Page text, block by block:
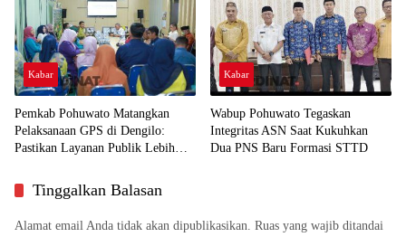
Kabar
Pemkab Pohuwato Matangkan
Pelaksanaan GPS di Dengilo:
Pastikan Layanan Publik Lebih
Kabar
Wabup Pohuwato Tegaskan
Integritas ASN Saat Kukuhkan
Dua PNS Baru Formasi STTD
Tinggalkan Balasan
Alamat email Anda tidak akan dipublikasikan. Ruas yang wajib ditandai